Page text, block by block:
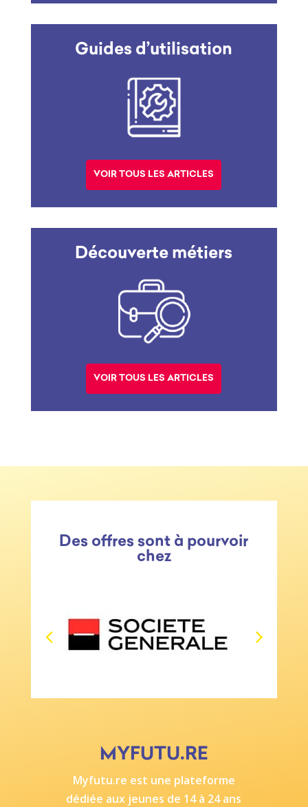
Guides d’utilisation
VOIR TOUS LES ARTICLES
Découverte métiers
VOIR TOUS LES ARTICLES
Des offres sont à pourvoir
chez
MYFUTU.RE
Myfutu.re est une plateforme
dédiée aux jeunes de 14 à 24 ans